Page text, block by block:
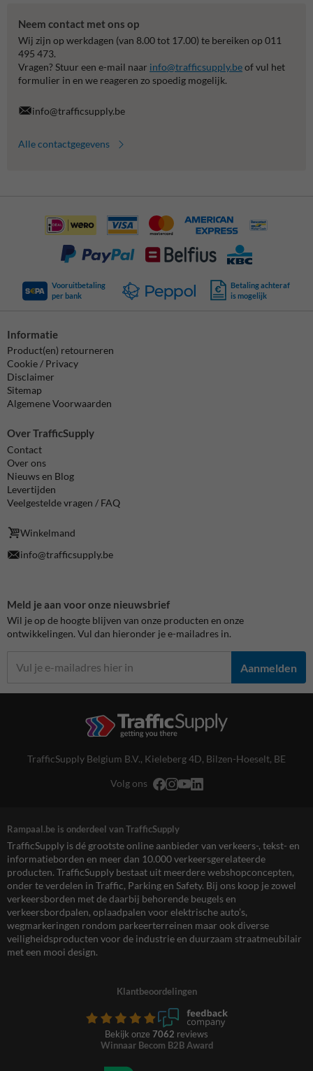
Neem contact met ons op
Wij zijn op werkdagen (van 8.00 tot 17.00) te bereiken op 011
495 473.
Vragen? Stuur een e-mail naar info@trafficsupply.beof vul het
formulier in en we reageren zo spoedig mogelijk.
info@trafficsupply.be
Alle contactgegevens
Vooruitbetaling
per bank
Betaling achteraf
is mogelijk
Informatie
Product(en) retourneren
Cookie / Privacy
Disclaimer
Sitemap
Algemene Voorwaarden
Over TrafficSupply
Contact
Over ons
Nieuws en Blog
Levertijden
Veelgestelde vragen / FAQ
Winkelmand
info@trafficsupply.be
Meld je aan voor onze nieuwsbrief
Wil je op de hoogte blijven van onze producten en onze
ontwikkelingen. Vul dan hieronder je e-mailadres in.
Aanmelden
TrafficSupply Belgium B.V., Kieleberg 4D, Bilzen-Hoeselt, BE
Volg ons
Rampaal.be is onderdeel van TrafficSupply
TrafficSupply is dé grootste online aanbieder van verkeers-, tekst- en
informatieborden en meer dan 10.000 verkeersgerelateerde
producten. TrafficSupply bestaat uit meerdere webshopconcepten,
onder te verdelen in Traffic, Parking en Safety. Bij ons koop je zowel
verkeersborden met de daarbij behorende beugels en
verkeersbordpalen, oplaadpalen voor elektrische auto’s,
wegmarkeringen rondom parkeerterreinen maar ook diverse
veiligheidsproducten voor de industrie en duurzaam straatmeubilair
met een mooi design.
Klantbeoordelingen
Bekijk onze 7062 reviews
Winnaar Becom B2B Award